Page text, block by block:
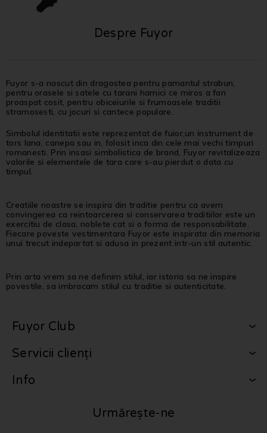
Despre Fuyor
Fuyor s-a nascut din dragostea pentru pamantul strabun,
pentru orasele si satele cu tarani harnici ce miros a fan
proaspat cosit, pentru obiceiurile si frumoasele traditii
stramosesti, cu jocuri si cantece populare.
Simbolul identitatii este reprezentat de fuior,un instrument de
tors lana, canepa sau in, folosit inca din cele mai vechi timpuri
romanesti. Prin insasi simbolistica de brand, Fuyor revitalizeaza
valorile si elementele de tara care s-au pierdut o data cu
timpul.
Creatiile noastre se inspira din traditie pentru ca avem
convingerea ca reintoarcerea si conservarea traditiilor este un
exercitiu de clasa, noblete cat si o forma de responsabilitate.
Fiecare poveste vestimentara Fuyor este inspirata din memoria
unui trecut indepartat si adusa in prezent intr-un stil autentic.
Prin arta vrem sa ne definim stilul, iar istoria sa ne inspire
povestile, sa imbracam stilul cu traditie si autenticitate.
Fuyor Club
Servicii clienți
Info
Urmărește-ne